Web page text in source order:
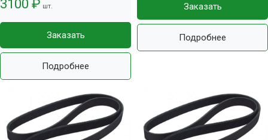
3100 ₽ шт.
Заказать
Подробнее
Заказать
Подробнее